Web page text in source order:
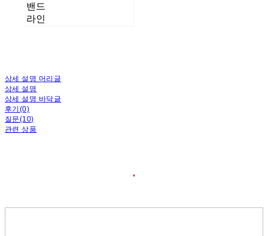
밴드
라인
상세 설명 머리글
상세 설명
상세 설명 바닥글
후기(0)
질문(10)
관련 상품
❛